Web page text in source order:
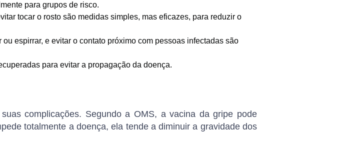
para grupos de risco.
tocar o rosto são medidas simples, mas eficazes, para reduzir o
espirrar, e evitar o contato próximo com pessoas infectadas são
para evitar a propagação da doença.
complicações. Segundo a OMS, a vacina da gripe pode
totalmente a doença, ela tende a diminuir a gravidade dos